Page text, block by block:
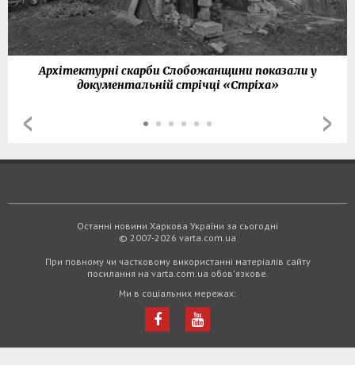
Архітектурні скарби Слобожанщини показали у
документальній стрічці «Стріха»
Останні новини Харкова України за сьогодні
© 2007-2026 varta.com.ua
При повному чи частковому використанні матеріалів сайту
посилання на varta.com.ua обов'язкове.
Ми в соціальних мережах: